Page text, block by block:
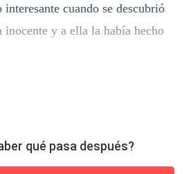
cuando se descubrió
inocente y a ella la había hecho
qué pasa después?